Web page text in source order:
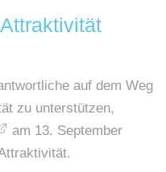
auf dem Weg
zu unterstützen,
am 13. September